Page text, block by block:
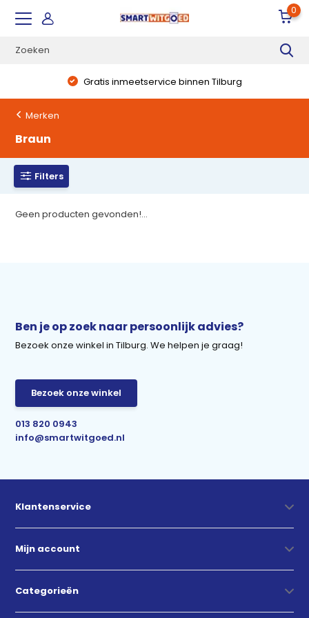
0
Gratis inmeetservice binnen Tilburg
Merken
Braun
Filters
Geen producten gevonden!...
Ben je op zoek naar persoonlijk advies?
Bezoek onze winkel in Tilburg. We helpen je graag!
Bezoek onze winkel
013 820 0943
info@smartwitgoed.nl
Klantenservice
Mijn account
Categorieën